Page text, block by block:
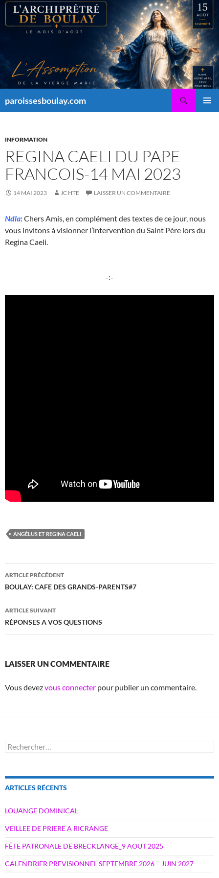
Aller
contenu
paroissesboulay.com
INFORMATION
REGINA CAELI DU PAPE
FRANCOIS-14 MAI 2023
14 MAI 2023 JC HTE LAISSER UN COMMENTAIRE
Ndla: Chers Amis, en complément des textes de ce jour, nous
vous invitons à visionner l’intervention du Saint Père lors du
Regina Caeli.
-:-
ANGÉLUS ET REGINA CAELI
Navigation
des
articles
ARTICLE PRÉCÉDENT
BOULAY: CAFE DES GRANDS-PARENTS#7
ARTICLE SUIVANT
RÉPONSES A VOS QUESTIONS
LAISSER UN COMMENTAIRE
Vous devezvous connecter pour publier un commentaire.
Rechercher :
ARTICLES RÉCENTS
LOUANGE DOMINICAL
VEILLEE DE PRIERE A RICRANGE
FÊTE PATRONALE DE BRECKLANGE_9 AOUT 2025
CALENDRIER PREVISIONNEL SEPTEMBRE 2026 – JUIN 2027